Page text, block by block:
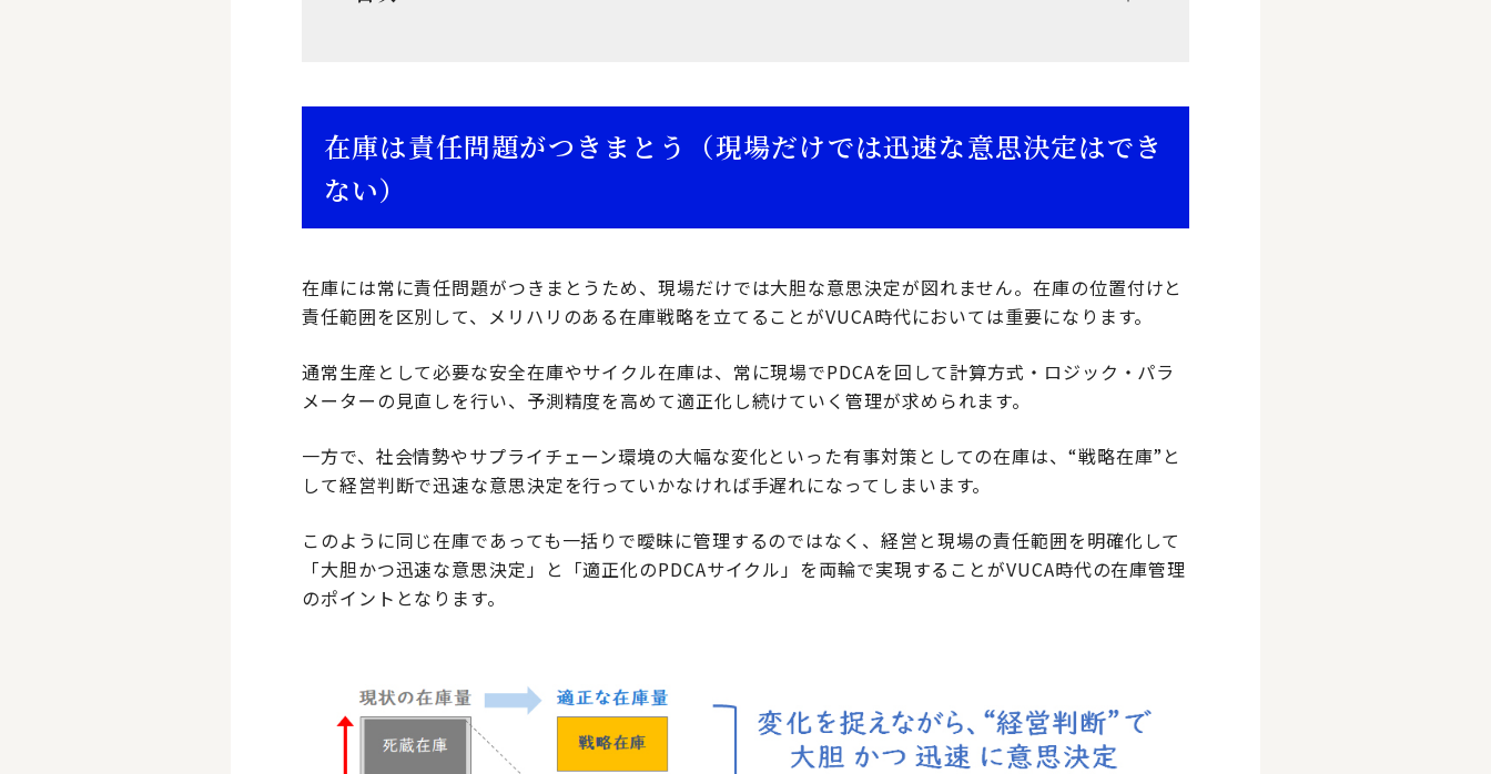
在庫は責任問題がつきまとう（現場だけでは迅速な意思決定はでき
ない）
在庫には常に責任問題がつきまとうため、現場だけでは大胆な意思決定が図れません。在庫の位置付けと
責任範囲を区別して、メリハリのある在庫戦略を立てることがVUCA時代においては重要になります。
通常生産として必要な安全在庫やサイクル在庫は、常に現場でPDCAを回して計算方式・ロジック・パラ
メーターの見直しを行い、予測精度を高めて適正化し続けていく管理が求められます。
一方で、社会情勢やサプライチェーン環境の大幅な変化といった有事対策としての在庫は、“戦略在庫”と
して経営判断で迅速な意思決定を行っていかなければ手遅れになってしまいます。
このように同じ在庫であっても一括りで曖昧に管理するのではなく、経営と現場の責任範囲を明確化して
「大胆かつ迅速な意思決定」と「適正化のPDCAサイクル」を両輪で実現することがVUCA時代の在庫管理
のポイントとなります。